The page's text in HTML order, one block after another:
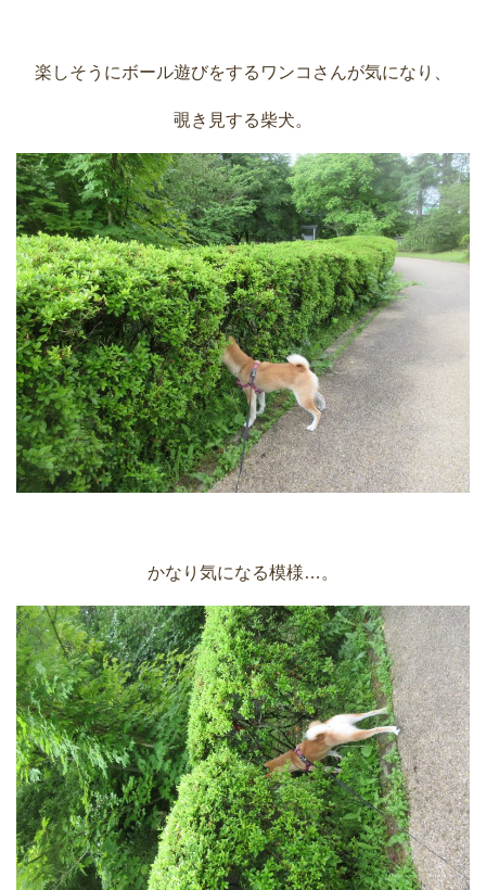
楽しそうにボール遊びをするワンコさんが気になり、
覗き見する柴犬。
かなり気になる模様…。